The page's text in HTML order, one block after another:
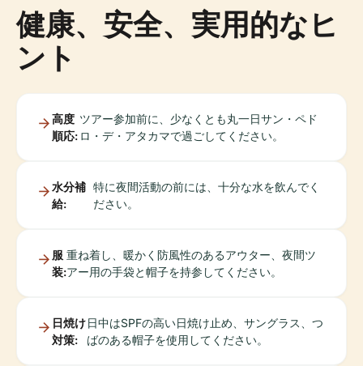
健康、安全、実用的なヒ
ント
高度
順応:
ツアー参加前に、少なくとも丸一日サン・ペド
ロ・デ・アタカマで過ごしてください。
水分補
給:
特に夜間活動の前には、十分な水を飲んでく
ださい。
服
装:
重ね着し、暖かく防風性のあるアウター、夜間ツ
アー用の手袋と帽子を持参してください。
日焼け
対策:
日中はSPFの高い日焼け止め、サングラス、つ
ばのある帽子を使用してください。